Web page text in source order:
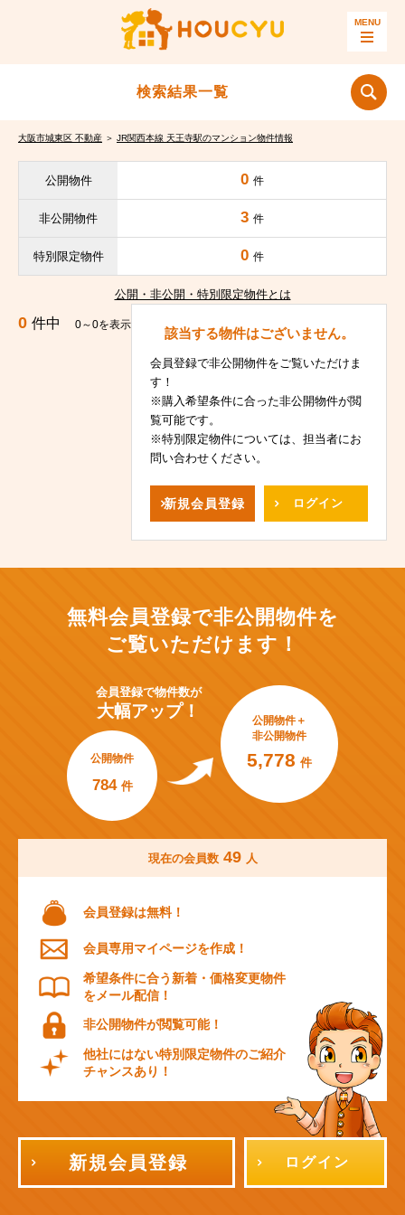
検索結果一覧
大阪市城東区 不動産 ＞ JR関西本線 天王寺駅のマンション物件情報
公開物件 0 件
非公開物件 3 件
特別限定物件 0 件
公開・非公開・特別限定物件とは
0 件中 0～0を表示
該当する物件はございません。
会員登録で非公開物件をご覧いただけま
す！
※購入希望条件に合った非公開物件が閲
覧可能です。
※特別限定物件については、担当者にお
問い合わせください。
新規会員登録 ログイン
無料会員登録で非公開物件を
ご覧いただけます！
会員登録で物件数が
大幅アップ！
公開物件
784 件
公開物件＋
非公開物件
5,778 件
現在の会員数 49 人
会員登録は無料！
会員専用マイページを作成！
希望条件に合う新着・価格変更物件
をメール配信！
非公開物件が閲覧可能！
他社にはない特別限定物件のご紹介
チャンスあり！
新規会員登録 ログイン